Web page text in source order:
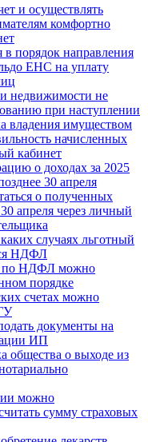
и осуществлять
комфортно
порядок направления
ЕНС на уплату
недвижимости не
при наступлении
владения имуществом
начисленных
кабинет
о доходах за 2025
30 апреля
о полученных
апреля через личный
случаях льготный
НДФЛ
по НДФЛ можно
порядке
счетах можно
документы на
ИП
общества о выходе из
можно
сумму страховых